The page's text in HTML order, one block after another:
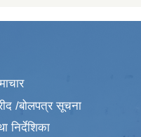
/बोलपत्र सूचना
निर्देशिका